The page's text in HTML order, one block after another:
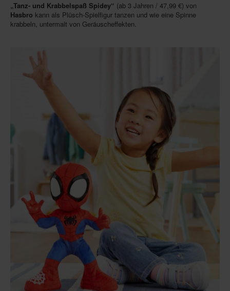
„Tanz- und Krabbelspaß Spidey“ (ab 3 Jahren / 47,99 €) von
Hasbro kann als Plüsch-Spielfigur tanzen und wie eine Spinne
krabbeln, untermalt von Geräuscheffekten.